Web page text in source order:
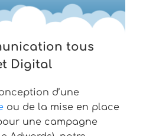
tous
Digital
d’une
ou de la mise en place
une campagne